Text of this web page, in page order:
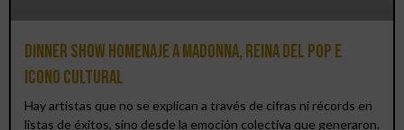
Dinner Show homenaje a Madonna, reina del pop e
icono cultural
Hay artistas que no se explican a través de cifras ni récords en
listas de éxitos, sino desde la emoción colectiva que generaron.